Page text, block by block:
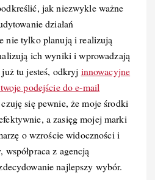
jak niezwykle ważne
działań
nie tylko planują i realizują
ich wyniki i wprowadzają
tu jesteś, odkryj innowacyjne
podejście do e-mail
się pewnie, że moje środki
a zasięg mojej marki
o wzroście widoczności i
z agencją
najlepszy wybór.